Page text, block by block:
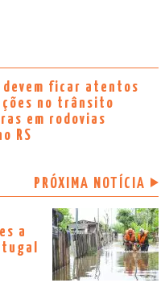
ficar atentos
no trânsito
em rodovias
RS
PRÓXIMA NOTÍCIA
a